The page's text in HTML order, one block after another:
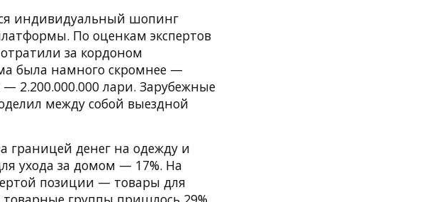
индивидуальный шопинг
По оценкам экспертов
за кордоном
была намного скромнее —
2.200.000.000 лари. Зарубежные
между собой выездной
границей денег на одежду и
ухода за домом — 17%. На
позиции — товары для